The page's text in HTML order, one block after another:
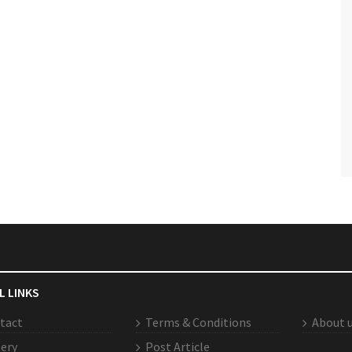
LINKS
Terms & Conditions
Post Article
About